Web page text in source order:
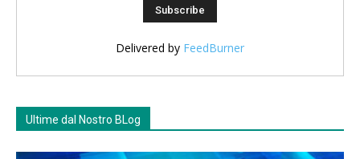
Delivered by FeedBurner
Ultime dal Nostro BLog